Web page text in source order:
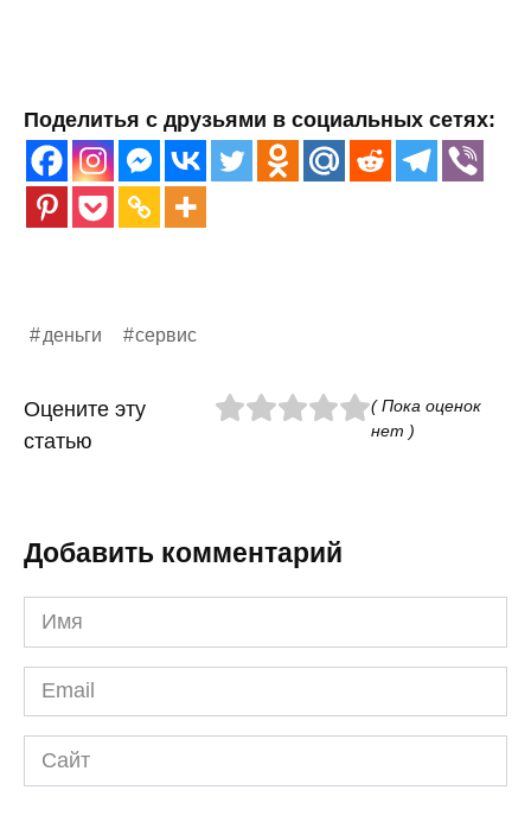
Поделитья с друзьями в социальных сетях:
деньги сервис
Оцените эту
статью
( Пока оценок
нет )
Добавить комментарий
Имя
*
Email
*
Сайт